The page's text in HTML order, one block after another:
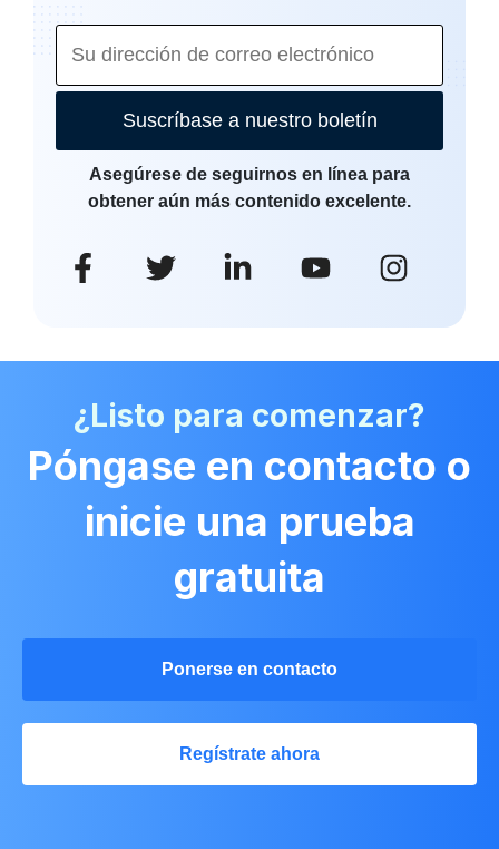
Suscríbase a nuestro boletín
Asegúrese de seguirnos en línea para
obtener aún más contenido excelente.
¿Listo para comenzar?
Póngase en contacto o
inicie una prueba
gratuita
Ponerse en contacto
Regístrate ahora